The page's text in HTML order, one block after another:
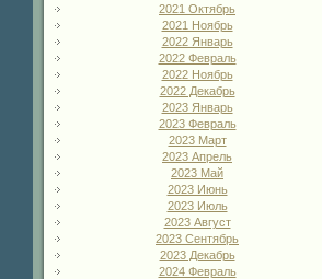
2021 Октябрь
2021 Ноябрь
2022 Январь
2022 Февраль
2022 Ноябрь
2022 Декабрь
2023 Январь
2023 Февраль
2023 Март
2023 Апрель
2023 Май
2023 Июнь
2023 Июль
2023 Август
2023 Сентябрь
2023 Декабрь
2024 Февраль